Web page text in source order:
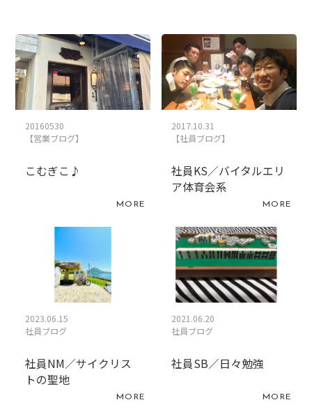
20160530
【営業ブログ】
こむぎこ♪
MORE
2017.10.31
【社員ブログ】
社員KS／バイタルエリ
ア体育会系
MORE
2023.06.15
社員ブログ
社員NM／サイクリス
トの聖地
MORE
2021.06.20
社員ブログ
社員SB／日々勉強
MORE